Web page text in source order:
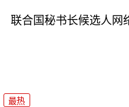
联合国秘书长候选人网
最热